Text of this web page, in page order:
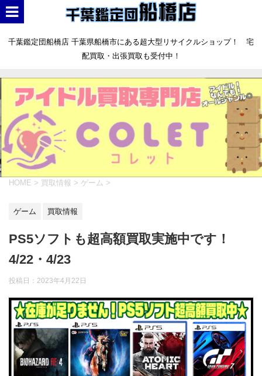
千葉鑑定団船橋店 千葉県船橋市にある超大型リサイクルショップ！ 宅
配買取・出張買取も受付中！
HOME > 買取情報 > ゲーム >
ゲーム 買取情報
PS5ソフトも超高額買取実施中です！
4/22・4/23
投稿日： 2023年4月22日